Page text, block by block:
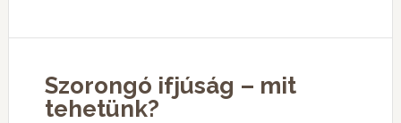
Szorongó ifjúság – mit
tehetünk?